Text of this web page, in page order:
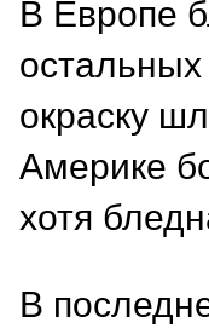
В Европе
окраску
Америке
хотя
В